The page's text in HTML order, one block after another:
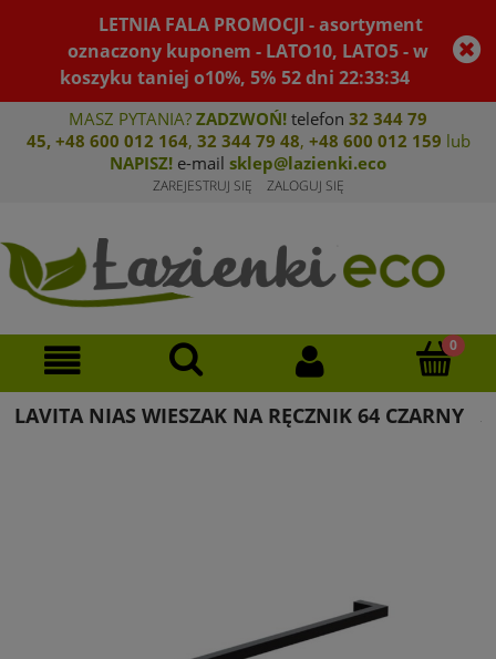
LETNIA FALA PROMOCJI - asortyment
oznaczony kuponem - LATO10, LATO5 - w
koszyku taniej o10%, 5% 52dni22:33:34
MASZ PYTANIA? ZADZWOŃ! telefon 32 344 79
45, +48 600 012 164, 32 344 79 48, +48 600 012 159 lub
NAPISZ! e-mail sklep@lazienki.eco
ZAREJESTRUJ SIĘ ZALOGUJ SIĘ
LAVITA NIAS WIESZAK NA RĘCZNIK 64 CZARNY